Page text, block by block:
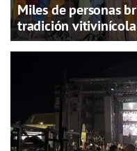
Miles de personas
tradición